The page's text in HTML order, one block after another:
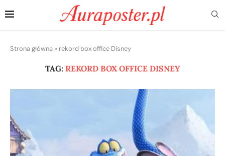
Strona główna » rekord box office Disney
TAG: REKORD BOX OFFICE DISNEY